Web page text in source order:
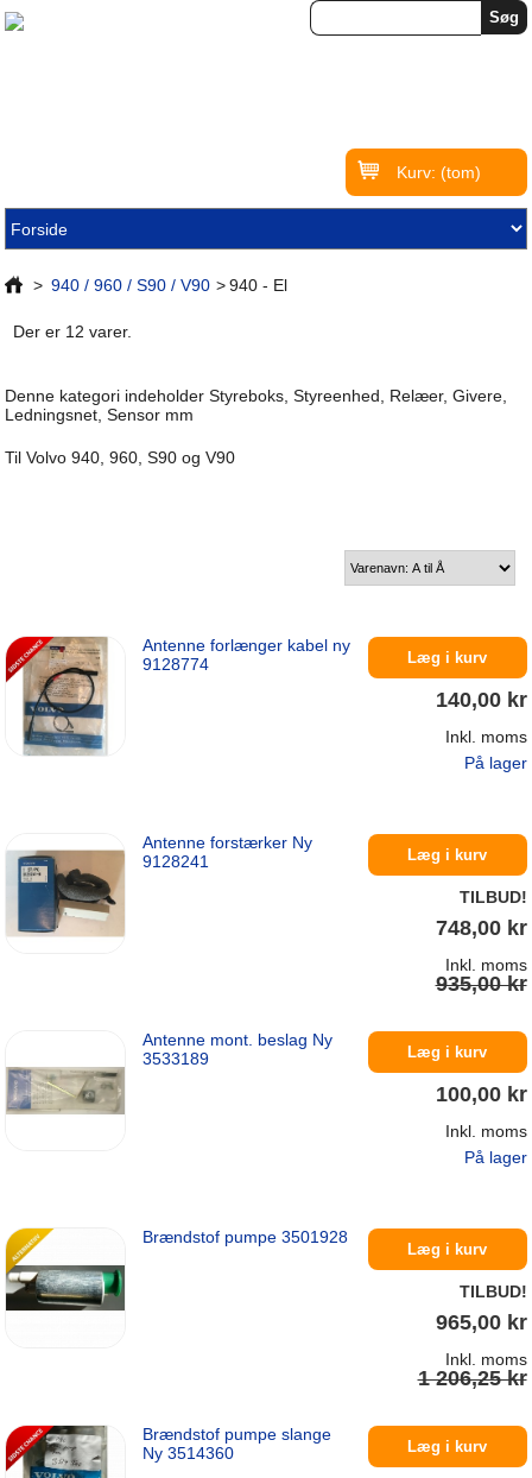
Kurv: (tom)
> 940 / 960 / S90 / V90 > 940 - El
Der er 12 varer.
Denne kategori indeholder Styreboks, Styreenhed, Relæer, Givere,
Ledningsnet, Sensor mm
Til Volvo 940, 960, S90 og V90
Antenne forlænger kabel ny
9128774
Læg i kurv
140,00 kr
Inkl. moms
På lager
Antenne forstærker Ny
9128241
Læg i kurv
TILBUD!
748,00 kr
Inkl. moms
935,00 kr
På lager
Antenne mont. beslag Ny
3533189
Læg i kurv
100,00 kr
Inkl. moms
På lager
Brændstof pumpe 3501928
Læg i kurv
TILBUD!
965,00 kr
Inkl. moms
1 206,25 kr
På lager
Brændstof pumpe slange
Ny 3514360
Læg i kurv